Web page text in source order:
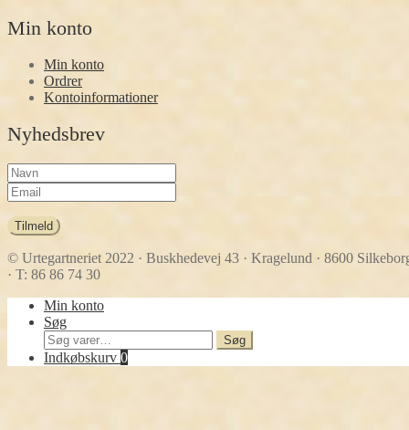
Min konto
Min konto
Ordrer
Kontoinformationer
Nyhedsbrev
Tilmeld
© Urtegartneriet 2022 · Buskhedevej 43 · Kragelund · 8600
· T: 86 86 74 30
Min konto
Søg
Søg
efter:
Søg
Indkøbskurv 0